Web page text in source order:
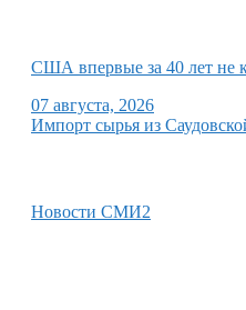
США впервые за 40 лет не
07 августа, 2026
Импорт сырья из
Новости СМИ2